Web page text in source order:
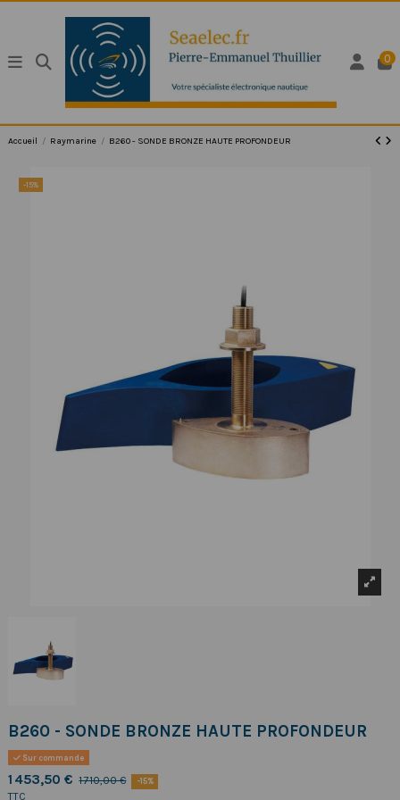
0
Accueil Raymarine B260 - SONDE BRONZE HAUTE PROFONDEUR
-15%
B260 - SONDE BRONZE HAUTE PROFONDEUR
Sur commande
1 453,50 € 1 710,00 € -15%
TTC